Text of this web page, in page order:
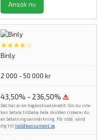
Ansök nu
★★★★☆
Binly
2 000 - 50 000 kr
43,50% - 236,50% ⚠
Det här är en högkostnadskredit. Om du inte
kan betala tillbaka hela skulden riskerar du
en betalningsanmärkning. För stöd, vänd
dig till hallåkonsument.se